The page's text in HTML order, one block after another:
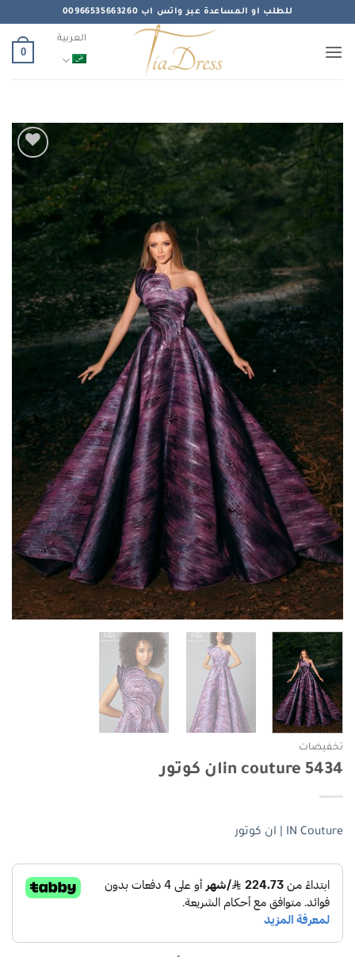
للطلب او المساعدة عبر واتس اب 00966535663260
العربية
0
Add to
wishlist
تخفيضات
in couture 5434ان كوتور
IN Couture | ان كوتور